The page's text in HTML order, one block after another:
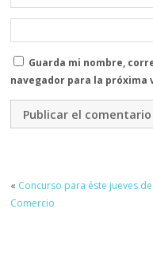
Guarda mi nombre,
navegador para la próxima
« Concurso para éste jueves de
Comercio